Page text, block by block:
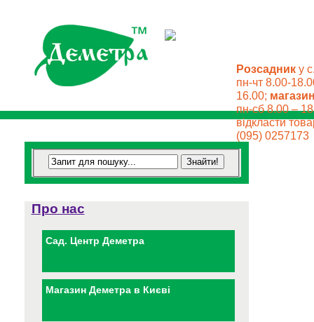
Розсадник у
пн-чт 8.00-
16.00;
пн-сб 8.00 –
відкласти
(095) 0257173
Про нас
Сад. Центр Деметра
Магазин Деметра в Києві